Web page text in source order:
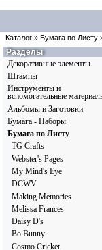
Каталог » Бумага по Листу
Разделы
Декоративные элементы
Штампы
Инструменты и
вспомогательные
Альбомы и Заготовки
Бумага - Наборы
Бумага по Листу
TG Crafts
Webster's Pages
My Mind's Eye
DCWV
Making Memories
Melissa Frances
Daisy D's
Bo Bunny
Cosmo Cricket